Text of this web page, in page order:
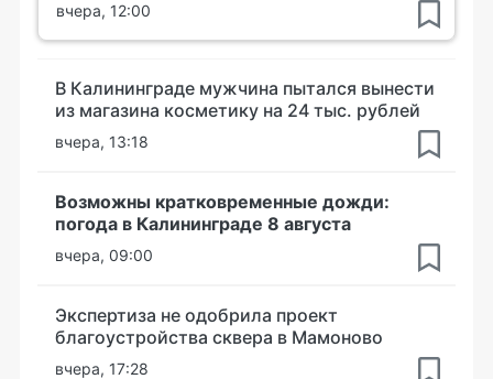
вчера, 12:00
В Калининграде мужчина пытался вынести
из магазина косметику на 24 тыс. рублей
вчера, 13:18
Возможны кратковременные дожди:
погода в Калининграде 8 августа
вчера, 09:00
Экспертиза не одобрила проект
благоустройства сквера в Мамоново
вчера, 17:28